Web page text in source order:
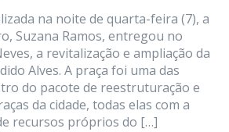
na noite de quarta-feira (7), a
Suzana Ramos, entregou no
a revitalização e ampliação da
Alves. A praça foi uma das
do pacote de reestruturação e
da cidade, todas elas com a
recursos próprios do […]